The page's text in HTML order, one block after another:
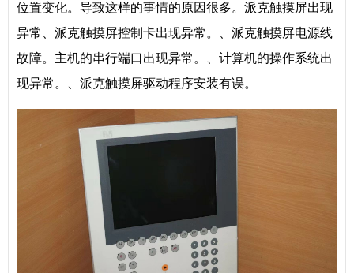
位置变化。导致这样的事情的原因很多。派克触摸屏出现
异常、派克触摸屏控制卡出现异常。、派克触摸屏电源线
故障。主机的串行端口出现异常。、计算机的操作系统出
现异常。、派克触摸屏驱动程序安装有误。